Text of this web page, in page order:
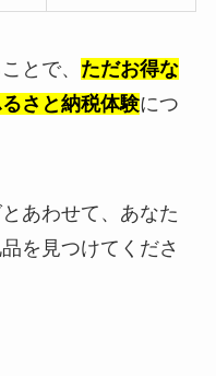
とで、 ただお得な
さと納税体験につ
あわせて、あなた
を見つけてくださ